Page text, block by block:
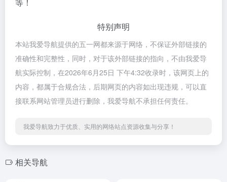
特别声明
本站我爱导航提供的五一网都来源于网络，不保证外部链接的
准确性和完整性，同时，对于该外部链接的指向，不由我爱导
航实际控制，在2026年6月25日 下午4:32收录时，该网页上的
内容，都属于合规合法，后期网页的内容如出现违规，可以直
接联系网站管理员进行删除，我爱导航不承担任何责任。
我爱导航致力于优质、实用的网络站点资源收集与分享！
相关导航